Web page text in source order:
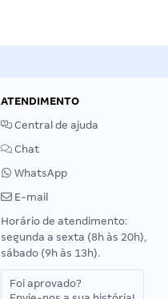
ATENDIMENTO
Central de ajuda
Chat
WhatsApp
E-mail
Horário de atendimento:
segunda a sexta (8h às 20h),
sábado (9h às 13h).
Foi aprovado?